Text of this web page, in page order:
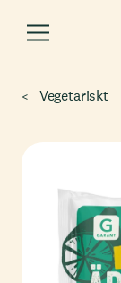
Vegetariskt